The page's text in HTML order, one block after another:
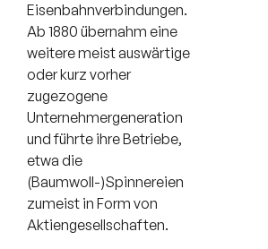
Eisenbahnverbindungen.
Ab 1880 übernahm eine
weitere meist auswärtige
oder kurz vorher
zugezogene
Unternehmergeneration
und führte ihre Betriebe,
etwa die
(Baumwoll-)Spinnereien
zumeist in Form von
Aktiengesellschaften.